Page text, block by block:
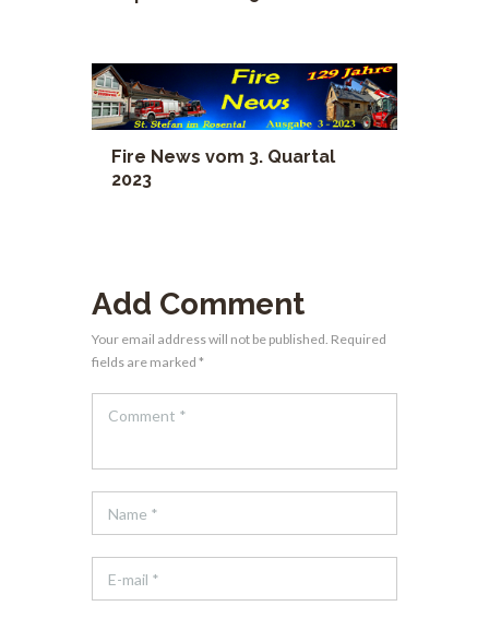
Fire News vom 3. Quartal
2023
Add Comment
Your email address will not be published. Required
fields are marked *